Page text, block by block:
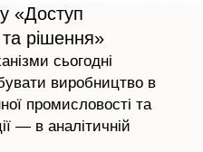
«Доступ
рішення»
сьогодні
виробництво в
промисловості та
— в аналітичній